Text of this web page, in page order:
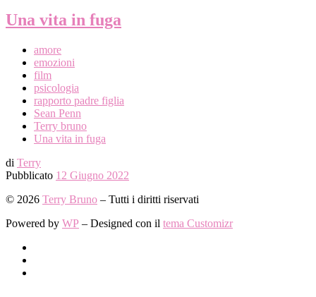
Una vita in fuga
amore
emozioni
film
psicologia
rapporto padre figlia
Sean Penn
Terry bruno
Una vita in fuga
di Terry
Pubblicato 12 Giugno 2022
© 2026 Terry Bruno – Tutti i diritti riservati
Powered by WP – Designed con il tema Customizr